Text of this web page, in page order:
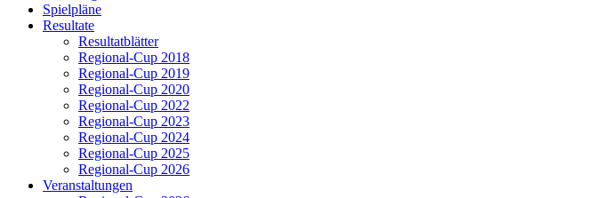
Spielpläne
Resultate
Resultatblätter
Regional-Cup 2018
Regional-Cup 2019
Regional-Cup 2020
Regional-Cup 2022
Regional-Cup 2023
Regional-Cup 2024
Regional-Cup 2025
Regional-Cup 2026
Veranstaltungen